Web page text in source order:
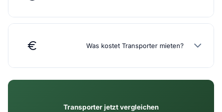
Was kostet Transporter mieten?
Transporter jetzt vergleichen